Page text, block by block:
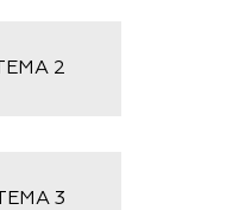
ТЕМА 2
ТЕМА3